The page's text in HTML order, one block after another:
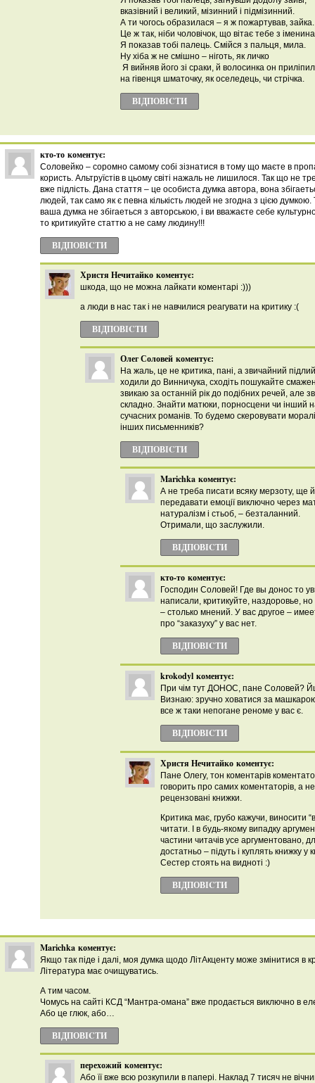
вказівний і великий, мізинний і підмізинний.
А ти чогось образилася – я ж пожартував, зайка.
Це ж так, ніби чоловічок, що вітає тебе з
Я показав тобі палець. Смійся з пальця, мила.
Ну хіба ж не смішно – ніготь, як личко
Я вийняв його зі сраки, й волосинка он
на гівенця шматочку, як оселедець, чи стрічка.
ВІДПОВІCТИ
кто-то коментує:
Соловейко – соромно самому собі зізнатися в тому що маєте в
користь. Альтруїстів в цьому світі нажаль не лишилося. Так що не
вже підлість. Дана стаття – це особиста думка автора, вона
людей, так само як є певна кількість людей не згодна з цією
ваша думка не збігаеться з авторською, і ви вважаєте себе
то критикуйте статтю а не саму людину!!!
ВІДПОВІCТИ
Христя Нечитайко коментує:
шкода, що не можна лайкати коментарі :)))
а люди в нас так і не навчилися реагувати на критику :(
ВІДПОВІCТИ
Олег Соловей коментує:
На жаль, це не критика, пані, а звичайний
ходили до Винничука, сходіть пошукайте
звикаю за останній рік до подібних речей, але
складно. Знайти матюки, порносцени чи інший
сучасних романів. То будемо скеровувати
інших письменників?
ВІДПОВІCТИ
Marichka коментує:
А не треба писати всяку мерзоту, ще
передавати емоції виключно через
натуралізм і стьоб, – безталанний.
Отримали, що заслужили.
ВІДПОВІCТИ
кто-то коментує:
Господин Соловей! Где вы донос то
написали, критикуйте, наздоровье,
– столько мнений. У вас другое –
про “заказуху” у вас нет.
ВІДПОВІCТИ
krokodyl коментує:
При чім тут ДОНОС, пане Соловей?
Визнаю: зручно ховатися за
все ж таки непогане реноме у вас є.
ВІДПОВІCТИ
Христя Нечитайко коментує:
Пане Олегу, тон коментарів
говорить про самих коментаторів, а
рецензовані книжки.
Критика має, грубо кажучи, виносити
читати. І в будь-якому випадку
частини читачів усе аргументовано,
достатньо – підуть і куплять книжку у
Сестер стоять на видноті :)
ВІДПОВІCТИ
Marichka коментує:
Якщо так піде і далі, моя думка щодо ЛітАкценту може змінитися в
Література має очищуватись.
А тим часом.
Чомусь на сайті КСД “Мантра-омана” вже продається виключно в
Або це глюк, або…
ВІДПОВІCТИ
перехожий коментує:
Або її вже всю розкупили в папері. Наклад 7 тисяч не